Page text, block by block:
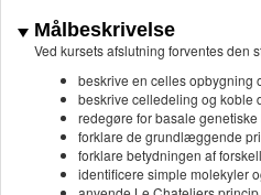
Målbeskrivelse
Ved kursets afslutning forventes den
beskrive en celles opbygning
beskrive celledeling og koble
redegøre for basale
forklare de grundlæggende
forklare betydningen af
identificere simple molekyler